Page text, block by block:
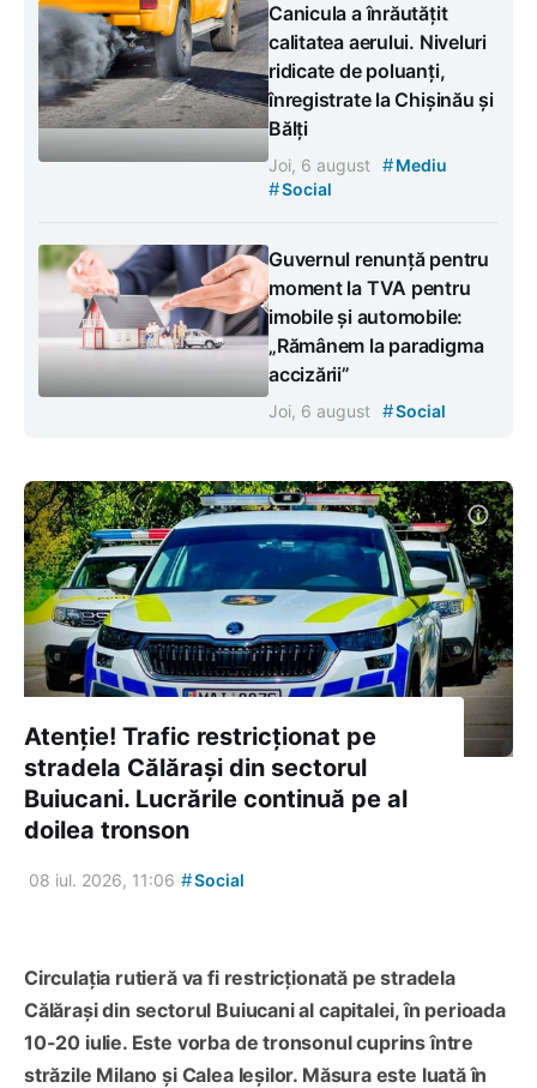
Canicula a înrăutățit
calitatea aerului. Niveluri
ridicate de poluanți,
înregistrate la Chișinău și
Bălți
Joi, 6 august #Mediu
#Social
Guvernul renunță pentru
moment la TVA pentru
imobile și automobile:
„Rămânem la paradigma
accizării”
Joi, 6 august #Social
Atenție! Trafic restricționat pe
stradela Călărași din sectorul
Buiucani. Lucrările continuă pe al
doilea tronson
08 iul. 2026, 11:06 #Social
Circulația rutieră va fi restricționată pe stradela
Călărași din sectorul Buiucani al capitalei, în perioada
10-20 iulie. Este vorba de tronsonul cuprins între
străzile Milano și Calea Ieșilor. Măsura este luată în